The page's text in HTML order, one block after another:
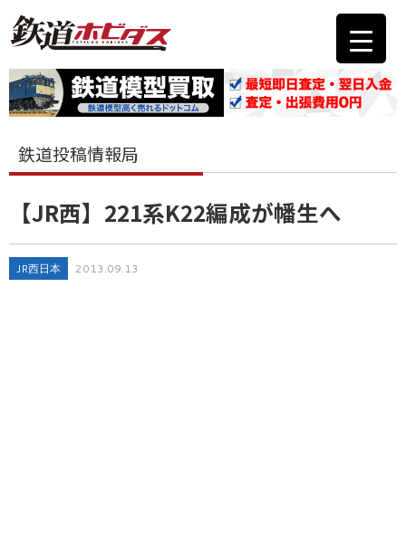
鉄道投稿情報局
【JR西】221系K22編成が幡生へ
JR西日本 2013.09.13